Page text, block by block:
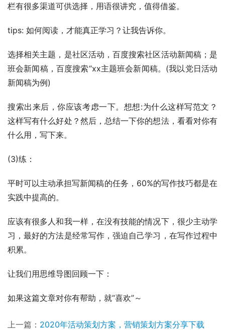
栏有很多渠道可供选择，用语很讲究，值得借鉴。
tips: 如何阅读，才能真正学习？让我告诉你。
选择相关主题，是社区活动，百度搜索社区活动新闻稿；是
班会新闻稿，百度搜索“xx主题班会新闻稿。(我以党日活动
新闻稿为例)
搜索出来后，你应该考虑一下。想想:为什么这样写范文？
这样写有什么好处？然后，总结一下你的想法，看看对你有
什么用，写下来。
(3)练：
平时可以主动承担写新闻稿的任务，60%的写作技巧都是在
实践中提高的。
应该有很多人和我一样，在没有技能的情况下，很少主动学
习，最好的方法是经常写作，强迫自己学习，在写作过程中
积累。
让我们用思维导图回顾一下：
如果这篇文章对你有帮助，就“喜欢”～
上一篇： 2020年活动策划方案，营销策划方案分享下载